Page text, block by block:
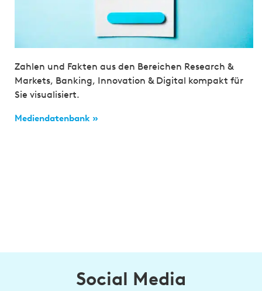
Zahlen und Fakten aus den Bereichen Research &
Markets, Banking, Innovation & Digital kompakt für
Sie visualisiert.
Mediendatenbank »
Social Media